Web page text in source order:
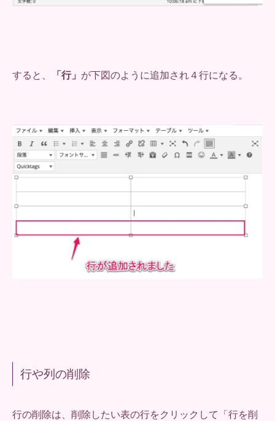
すると、 「行」 が下図のように追加され４行になる。
行や列の削除
行の削除は、削除したい表の行をクリックして「行を削